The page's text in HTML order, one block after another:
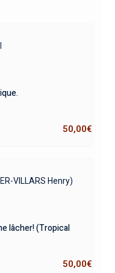
50,00€
VILLARS Henry)
lâcher! (Tropical
50,00€